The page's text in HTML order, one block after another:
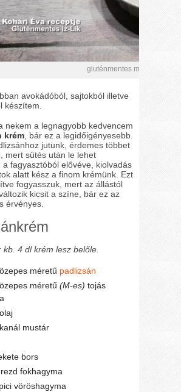
gluténmentes mártogató
avokádóból, sajtokból illetve
készítem.
nekem a legnagyobb kedvencem
krém , bár ez a legidőigényesebb.
jutunk, érdemes többet
mert sütés után le lehet
a fagyasztóból elővéve, kiolvadás
alatt kész a finom krémünk. Ezt
fogyasszuk, mert az állástól
kicsit a színe, bár ez az
érvényes.
kb. 4 dl krém lesz belőle.
méretű padlizsán
méretű(M-es) tojás
mustár
bors
fokhagyma
vöröshagyma